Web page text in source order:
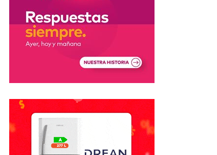
Los Juegos tendrán sedes en Santa
Fe, Rosario y Rafaela
XIII Juegos Suramericanos Santa Fe 2026
desarrollarán entre el12 y el 26 de septiembre
Santa Fe, Rosario y Rafaela
acontecimientos deportivos que se realizarán en el país
durante 2026 y reunirá competencias de distintas
disciplinas bajo los valores olímpicos de amistad, respeto
y excelencia.